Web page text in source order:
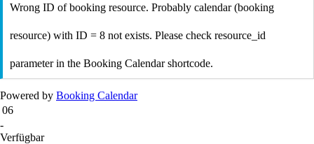
Wrong ID of booking resource. Probably calendar (booking
resource) with ID = 8 not exists. Please check resource_id
parameter in the Booking Calendar shortcode.
Powered by Booking Calendar
06
-
Verfügbar